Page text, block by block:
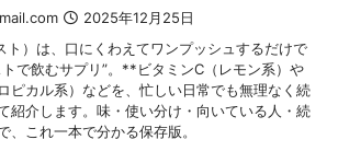
2025年12月25日
）は、口にくわえてワンプッシュするだけで
で飲むサプリ”。**ビタミンC（レモン系）や
ピカル系）などを、忙しい日常でも無理なく続
紹介します。味・使い分け・向いている人・続
、これ一本で分かる保存版。